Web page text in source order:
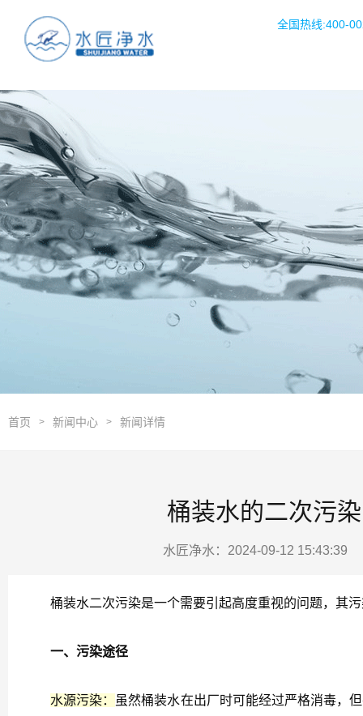
全国热线:400-
首页 > 新闻中心 > 新闻详情
桶装水的二次污
水匠净水：2024-09-12 15:43:39
桶装水二次污染是一个需要引起高度重视的问题，其污
一、污染途径
水源污染： 虽然桶装水在出厂时可能经过严格消毒，